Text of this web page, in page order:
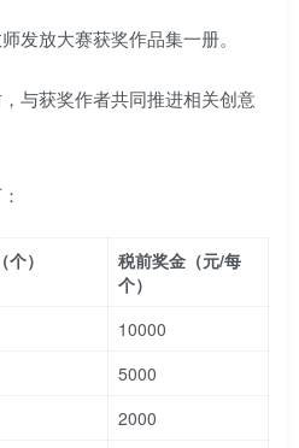
发放大赛获奖作品集一册。
与获奖作者共同推进相关创意
）
税前奖金（元/每
个）
10000
5000
2000